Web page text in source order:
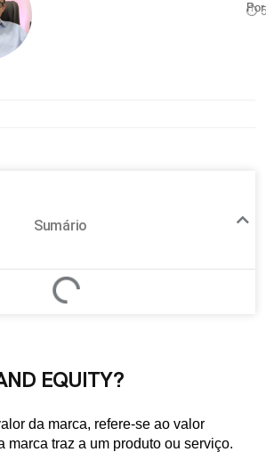
⏱
Sumário
EQUITY?
da marca, refere-se ao valor
marca traz a um produto ou serviço.